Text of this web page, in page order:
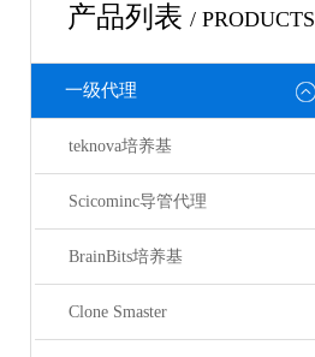
产品列表 / PRODUCTS
一级代理
teknova培养基
Scicominc导管代理
BrainBits培养基
Clone Smaster